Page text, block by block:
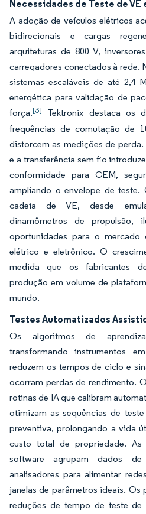
Necessidades de Teste de
A adoção de veículos elétricos
bidirecionais e cargas
arquiteturas de 800 V,
carregadores conectados à rede.
sistemas escaláveis de até 2,4
energética para validação de
força.[3]
Tektronix destaca os
frequências de comutação de
distorcem as medições de
e a transferência sem fio
conformidade para CEM,
ampliando o envelope de
cadeia de VE, desde
dinamômetros de propulsão,
oportunidades para o mercado
elétrico e eletrônico. O
medida que os fabricantes
produção em volume de
mundo.
Testes Automatizados
Os algoritmos de
transformando instrumentos
reduzem os tempos de ciclo e
ocorram perdas de rendimento.
rotinas de IA que calibram
otimizam as sequências de
preventiva, prolongando a vida
custo total de propriedade. As
software agrupam dados
analisadores para alimentar
janelas de parâmetros ideais. Os
reduções de tempo de teste